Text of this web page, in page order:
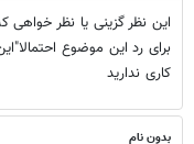
این نظر گزینی یا نظر خواهی
برای رد این موضوع
کاری ندارید
بدون نام